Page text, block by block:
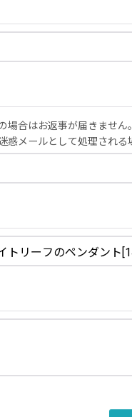
場合はお返事が届きません
惑メールとして処理され